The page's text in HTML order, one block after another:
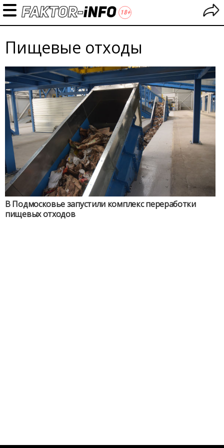
Пищевые отходы
В Подмосковье запустили комплекс переработки
пищевых отходов